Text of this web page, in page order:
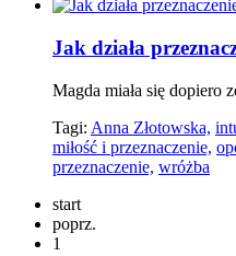
Jak działa
Magda miała się dopiero
Tagi: Anna Złotowska,
miłość i przeznaczenie,
przeznaczenie, wróżba
start
poprz.
1